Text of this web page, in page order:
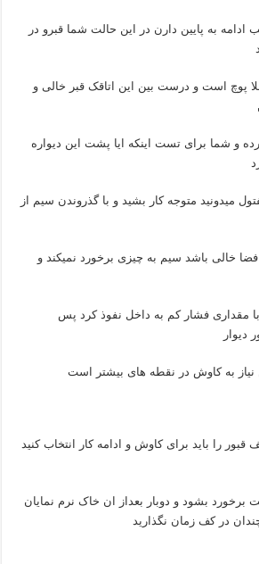
به پایین دارن در این حالت شما قبرو در
پوچ است و درست بین این اتاقک قبر خالی و
و شما برای تست اینکه ایا پشت این دیواره
میدونید متوجه کار بشید و با گذروندن سیم از
خالی باشد سیم به چیزی برخورد نمیکند و
مقداری فشار کم به داخل نفوذ کرد پس
دیوار
نیاز به کاوش در نقطه های بیشتر است
را باید برای کاوش و ادامه کار انتخاب کنید
بشود و دوبار بعداز ان خاک نرم نمایان
در کف زمان نگذارید